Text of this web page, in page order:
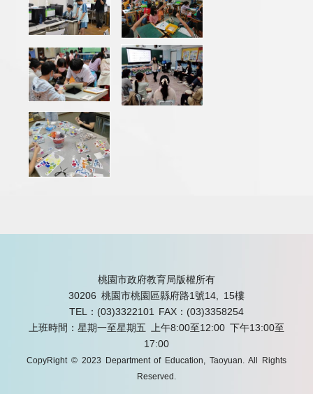
桃園市政府教育局版權所有
30206 桃園市桃園區縣府路1號14, 15樓
TEL：(03)3322101
FAX：(03)3358254
上班時間：星期一至星期五 上午8:00至12:00 下午13:00至
17:00
CopyRight © 2023 Department of Education, Taoyuan. All Rights
Reserved.